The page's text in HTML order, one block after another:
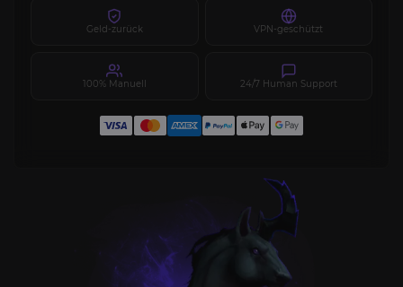
Geld-zurück VPN-geschützt
100% Manuell 24/7 Human Support